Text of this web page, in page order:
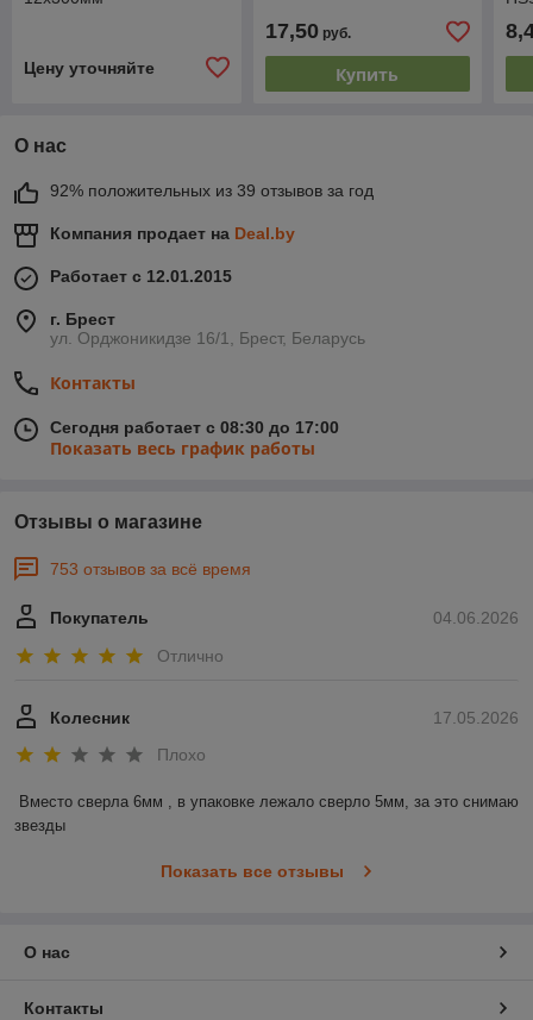
Цену уточняйте
17,50руб.
Купить
О нас
92% положительных из 39 отзывов за год
Компания продает на Deal.by
Работает с 12.01.2015
г. Брест
ул. Орджоникидзе 16/1, Брест, Беларусь
Контакты
Сегодня работает с 08:30 до 17:00
Показать весь график работы
Отзывы о магазине
753 отзывов за всё время
04.06.2026
Покупатель
Отлично
17.05.2026
Колесник
Плохо
Вместо сверла 6мм , в упаковке лежало сверло 5мм, за это снимаю
звезды
Показать все отзывы
О нас
Контакты